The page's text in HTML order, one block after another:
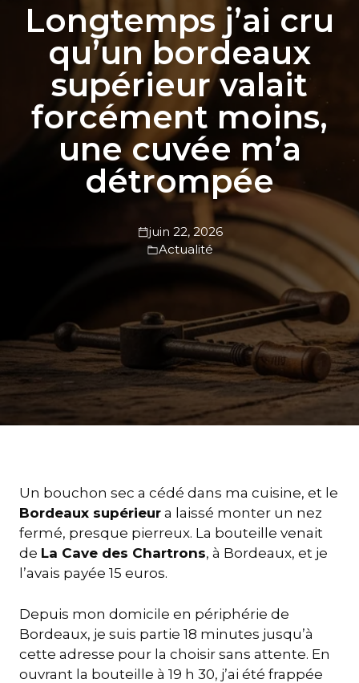
Longtemps j’ai cru
qu’un bordeaux
supérieur valait
forcément moins,
une cuvée m’a
détrompée
juin 22, 2026
Actualité
Un bouchon sec a cédé dans ma cuisine, et le
Bordeaux supérieur a laissé monter un nez
fermé, presque pierreux. La bouteille venait
de La Cave des Chartrons, à Bordeaux, et je
l’avais payée 15 euros.
Depuis mon domicile en périphérie de
Bordeaux, je suis partie 18 minutes jusqu’à
cette adresse pour la choisir sans attente. En
ouvrant la bouteille à 19 h 30, j’ai été frappée